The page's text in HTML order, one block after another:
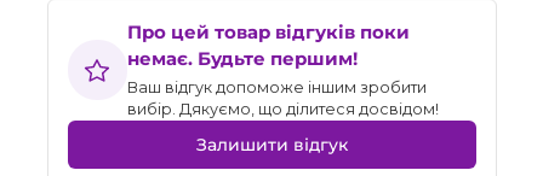
Про цей товар відгуків поки
немає. Будьте першим!
Ваш відгук допоможе іншим зробити
вибір. Дякуємо, що ділитеся досвідом!
Залишити відгук